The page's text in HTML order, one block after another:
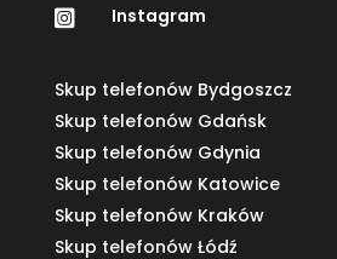
 Instagram
Skup telefonów Bydgoszcz
Skup telefonów Gdańsk
Skup telefonów Gdynia
Skup telefonów Katowice
Skup telefonów Kraków
Skup telefonów Łódź